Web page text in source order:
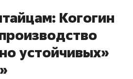
Когогин
устойчивых»